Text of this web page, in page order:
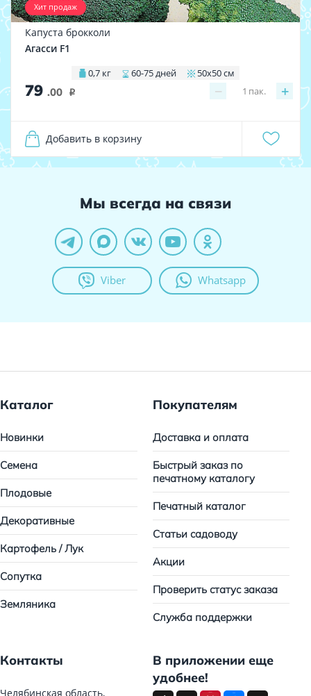
Хит продаж
Капуста брокколи
Агасси F1
0,7 кг 60-75 дней 50х50 см
79 .00 i − +
1 пак.
Добавить в корзину
Мы всегда на связи
Viber Whatsapp
Каталог
Новинки
Семена
Плодовые
Декоративные
Картофель / Лук
Сопутка
Земляника
Покупателям
Доставка и оплата
Быстрый заказ по
печатному каталогу
Печатный каталог
Статьи садоводу
Акции
Проверить статус заказа
Служба поддержки
Контакты
Челябинская область,
В приложении еще
удобнее!